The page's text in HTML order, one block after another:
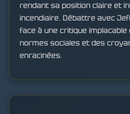
rendant sa position claire et
incendiaire. Débattre avec
face à une critique
normes sociales et des
enracinées.